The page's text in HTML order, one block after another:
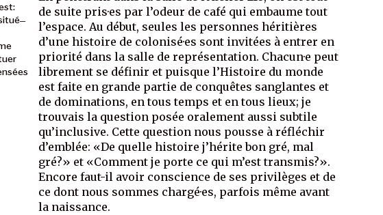
de suite pris·es par l’odeur de café qui embaume tout
l’espace. Au début, seules les personnes héritières
d’une histoire de colonisé·es sont invitées à entrer en
priorité dans la salle de représentation. Chacun·e peut
librement se définir et puisque l’Histoire du monde
est faite en grande partie de conquêtes sanglantes et
de dominations, en tous temps et en tous lieux; je
trouvais la question posée oralement aussi subtile
qu’inclusive. Cette question nous pousse à réfléchir
d’emblée: «De quelle histoire j’hérite bon gré, mal
gré?» et «Comment je porte ce qui m’est transmis?».
Encore faut-il avoir conscience de ses privilèges et de
ce dont nous sommes chargé·es, parfois même avant
la naissance.